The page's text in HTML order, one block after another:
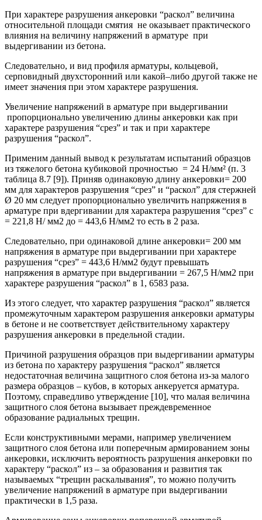
При характере разрушения анкеровки “раскол” величина
относительной площади смятия не оказывает практического
влияния на величину напряжений в арматуре при
выдергивании из бетона.
Следовательно, и вид профиля арматуры, кольцевой,
серповидный двухсторонний или какой–либо другой также не
имеет значения при этом характере разрушения.
Увеличение напряжений в арматуре при выдергивании
пропорционально увеличению длины анкеровки как при
характере разрушения “срез” и так и при характере
разрушения “раскол”.
Применим данный вывод к результатам испытаний образцов
из тяжелого бетона кубиковой прочностью = 24 Н/мм² (п. 3
таблица 8.7 [9]). Приняв одинаковую длину анкеровки= 200
мм для характеров разрушения “срез” и “раскол” для стержней
Ø 20 мм следует пропорционально увеличить напряжения в
арматуре при вдергивании для характера разрушения “срез” с
= 221,8 Н/ мм2 до = 443,6 Н/мм2 то есть в 2 раза.
Следовательно, при одинаковой длине анкеровки= 200 мм
напряжения в арматуре при выдергивании при характере
разрушения “срез” = 443,6 Н/мм2 будут превышать
напряжения в арматуре при выдергивании = 267,5 Н/мм2 при
характере разрушения “раскол” в 1, 6583 раза.
Из этого следует, что характер разрушения “раскол” является
промежуточным характером разрушения анкеровки арматуры
в бетоне и не соответствует действительному характеру
разрушения анкеровки в предельной стадии.
Причиной разрушения образцов при выдергивании арматуры
из бетона по характеру разрушения “раскол” является
недостаточная величина защитного слоя бетона из-за малого
размера образцов – кубов, в которых анкеруется арматура.
Поэтому, справедливо утверждение [10], что малая величина
защитного слоя бетона вызывает преждевременное
образование радиальных трещин.
Если конструктивными мерами, например увеличением
защитного слоя бетона или поперечным армированием зоны
анкеровки, исключить вероятность разрушения анкеровки по
характеру “раскол” из – за образования и развития так
называемых “трещин раскалывания”, то можно получить
увеличение напряжений в арматуре при выдергивании
практически в 1,5 раза.